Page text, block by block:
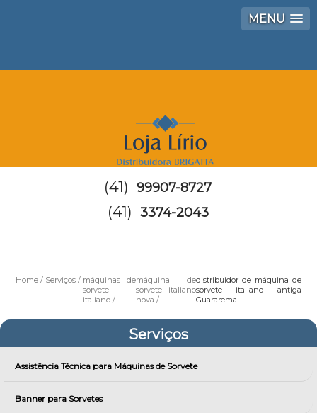
MENU
(41) 99907-8727
(41) 3374-2043
Home Serviços
máquinas de
sorvete
italiano
máquina de
sorvete italiano
nova
distribuidor de máquina de
sorvete italiano antiga
Guararema
Serviços
Assistência Técnica para Máquinas de Sorvete
Banner para Sorvetes